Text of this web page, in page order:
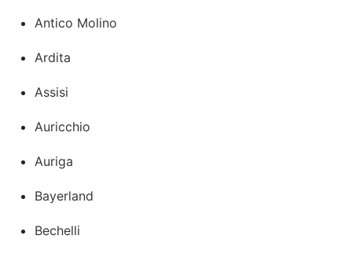
Antico Molino
Ardita
Assisi
Auricchio
Auriga
Bayerland
Bechelli